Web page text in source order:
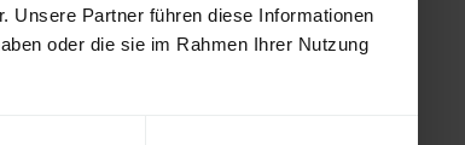
Unsere Partner führen diese Informationen
oder die sie im Rahmen Ihrer Nutzung